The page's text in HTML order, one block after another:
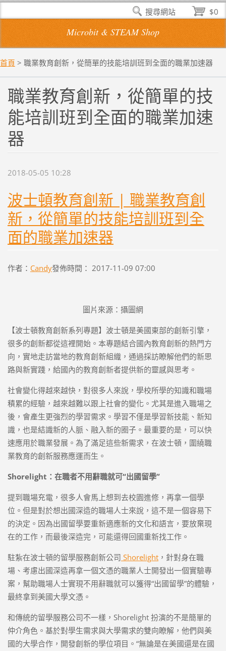
Microbit & STEAM Shop
首頁 > 職業教育創新，從簡單的技能培訓班到全面的職業加速器
職業教育創新，從簡單的技
能培訓班到全面的職業加速
器
2018-05-05 10:28
波士頓教育創新 | 職業教育創
新，從簡單的技能培訓班到全
面的職業加速器
作者： Candy發佈時間： 2017-11-09 07:00
圖片來源：攝圖網
【波士頓教育創新系列專題】波士頓是美國東部的創新引擎，
很多的創新都從這裡開始。本專題結合國內教育創新的熱門方
向，實地走訪當地的教育創新組織，通過採訪瞭解他們的新思
路與新實踐，給國內的教育創新者提供新的靈感與思考。
社會變化得越來越快，對很多人來說，學校所學的知識和職場
積累的經驗，越來越難以跟上社會的變化。尤其是進入職場之
後，會產生更強烈的學習需求。學習不僅是學習新技能、新知
識，也是結識新的人脈、融入新的圈子。最重要的是，可以快
速應用於職業發展。為了滿足這些新需求，在波士頓，圍繞職
業教育的創新服務應運而生。
Shorelight ：在職者不用辭職就可“出國留學”
提到職場充電，很多人會馬上想到去校園進修，再拿一個學
位。但是對於想出國深造的職場人士來說，這不是一個容易下
的決定。因為出國留學要重新適應新的文化和語言，要放棄現
在的工作，而最後深造完，可能還得回國重新找工作。
駐紮在波士頓的留學服務創新公司 Shorelight，針對身在職
場、考慮出國深造再拿一個文憑的職業人士開發出一個實驗專
案，幫助職場人士實現不用辭職就可以獲得“出國留學”的體驗，
最終拿到美國大學文憑。
和傳統的留學服務公司不一樣，Shorelight 扮演的不是簡單的
仲介角色。基於對學生需求與大學需求的雙向瞭解，他們與美
國的大學合作，開發創新的學位項目。“無論是在美國還是在國
$0
搜尋網站